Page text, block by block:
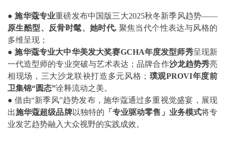
● 施华蔻专业重磅发布中国版三大2025秋冬新季风趋势——
原生酷型、反骨时髦、她时代, 聚焦当代个性表达与风格的
多维呈现；
●施华蔻专业大中华美发大奖赛GCHA年度发型师秀呈现新
一代造型师的专业突破与艺术表达；品牌合作沙龙趋势秀亮
相现场，三大沙龙联袂打造多元风格； 璞观PROVI年度前
卫集锦“圆态”诠释流动之美。
●借由“新季风”趋势发布，施华蔻通过多重视觉盛宴，展现
出施华蔻超级品牌以独特的 「专业驱动零售」业务模式将专
业发艺趋势融入大众视野的实践成效。